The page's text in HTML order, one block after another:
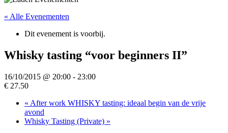
« Alle Evenementen
Dit evenement is voorbij.
Whisky tasting “voor beginners II”
16/10/2015 @ 20:00 - 23:00
€ 27.50
« After work WHISKY tasting: ideaal begin van de vrije
avond
Whisky Tasting (Private) »